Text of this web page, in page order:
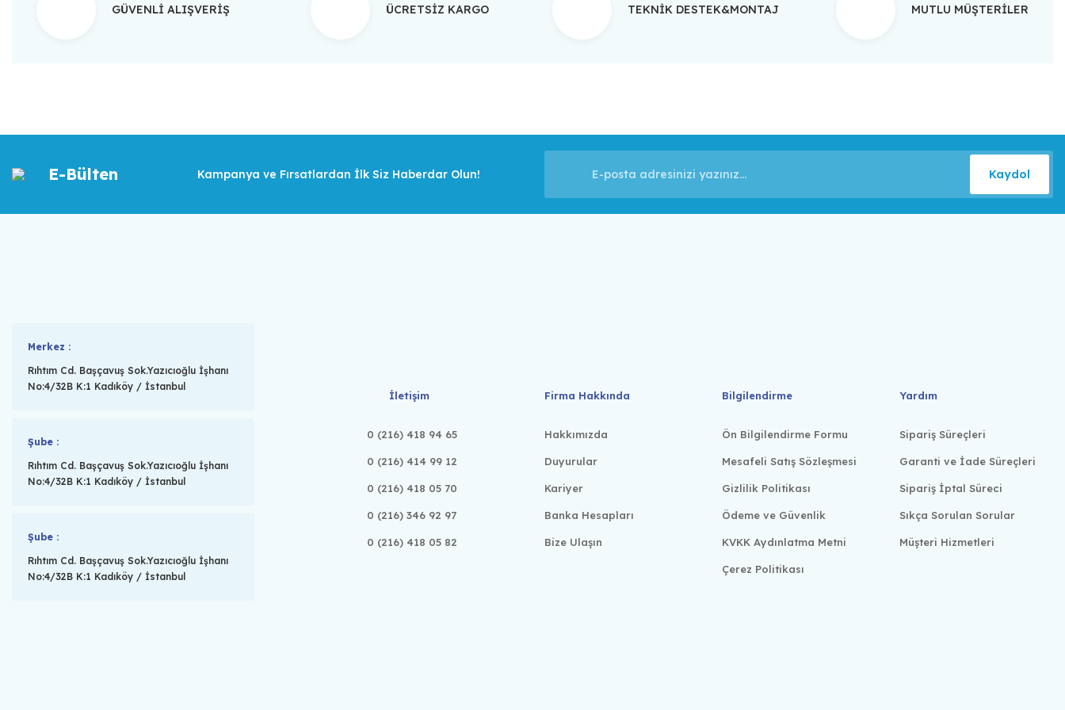
GÜVENLİ ALIŞVERİŞ ÜCRETSİZ KARGO TEKNİK DESTEK&MONTAJ MUTLU MÜŞTERİLER
E-Bülten Kampanya ve Fırsatlardan İlk Siz Haberdar Olun! Kaydol
Merkez :
Rıhtım Cd. Başçavuş Sok.Yazıcıoğlu İşhanı
No:4/32B K:1 Kadıköy / İstanbul
Şube :
Rıhtım Cd. Başçavuş Sok.Yazıcıoğlu İşhanı
No:4/32B K:1 Kadıköy / İstanbul
Şube :
Rıhtım Cd. Başçavuş Sok.Yazıcıoğlu İşhanı
No:4/32B K:1 Kadıköy / İstanbul
İletişim
0 (216) 418 94 65
0 (216) 414 99 12
0 (216) 418 05 70
0 (216) 346 92 97
0 (216) 418 05 82
Firma Hakkında
Hakkımızda
Duyurular
Kariyer
Banka Hesapları
Bize Ulaşın
Bilgilendirme
Ön Bilgilendirme Formu
Mesafeli Satış Sözleşmesi
Gizlilik Politikası
Ödeme ve Güvenlik
KVKK Aydınlatma Metni
Çerez Politikası
Yardım
Sipariş Süreçleri
Garanti ve İade Süreçleri
Sipariş İptal Süreci
Sıkça Sorulan Sorular
Müşteri Hizmetleri